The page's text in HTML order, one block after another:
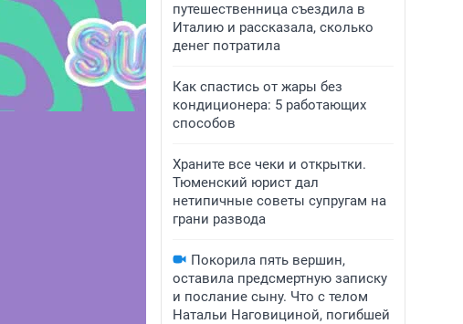
путешественница съездила в
Италию и рассказала, сколько
денег потратила
Как спастись от жары без
кондиционера: 5 работающих
способов
Храните все чеки и открытки.
Тюменский юрист дал
нетипичные советы супругам на
грани развода
Покорила пять вершин,
оставила предсмертную записку
и послание сыну. Что с телом
Натальи Наговициной, погибшей